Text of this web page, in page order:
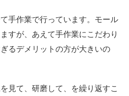
手作業で行っています。モール
すが、あえて手作業にこだわり
るデメリットの方が大きいの
見て、研磨して、を繰り返すこ